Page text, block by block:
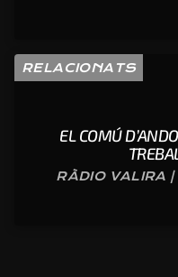
RELACIONATS
EL COMÚ
RÀDIO VALIRA